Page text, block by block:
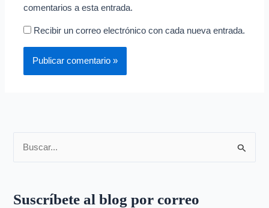
comentarios a esta entrada.
Recibir un correo electrónico con cada nueva entrada.
c
Suscríbete al blog por correo